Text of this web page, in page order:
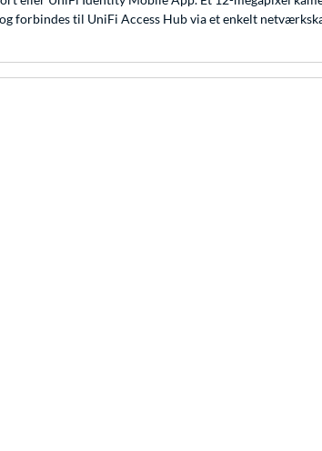
forbindes til UniFi Access Hub via et enkelt